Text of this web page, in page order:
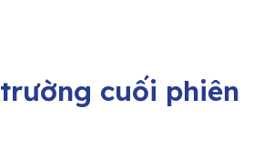
cuối phiên